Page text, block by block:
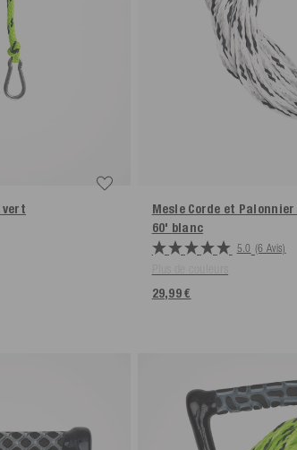
vert
Mesle Corde et
60' blanc
5.0 (6 Avis)
29,99 €